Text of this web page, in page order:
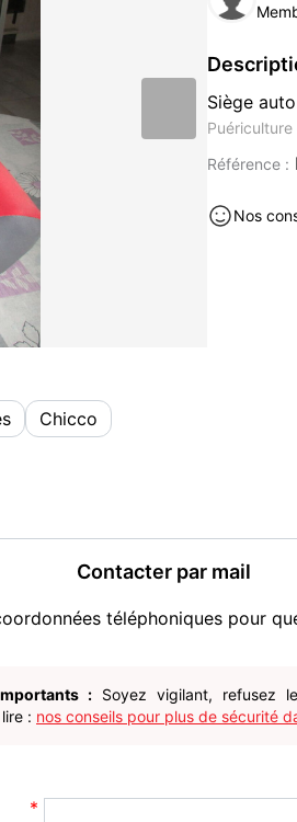
Siège
Référence :
Nos
Chicco
Contacter par mail
téléphoniques pour
: Soyez vigilant, refusez
: nos conseils pour plus de sécurité